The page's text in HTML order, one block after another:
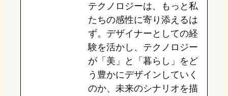
d
o
n
k
y
o
o
a
テクノロジーは、もっと私
たちの感性に寄り添えるは
ず。デザイナーとしての経
験を活かし、テクノロジー
が「美」と「暮らし」をど
う豊かにデザインしていく
のか、未来のシナリオを描